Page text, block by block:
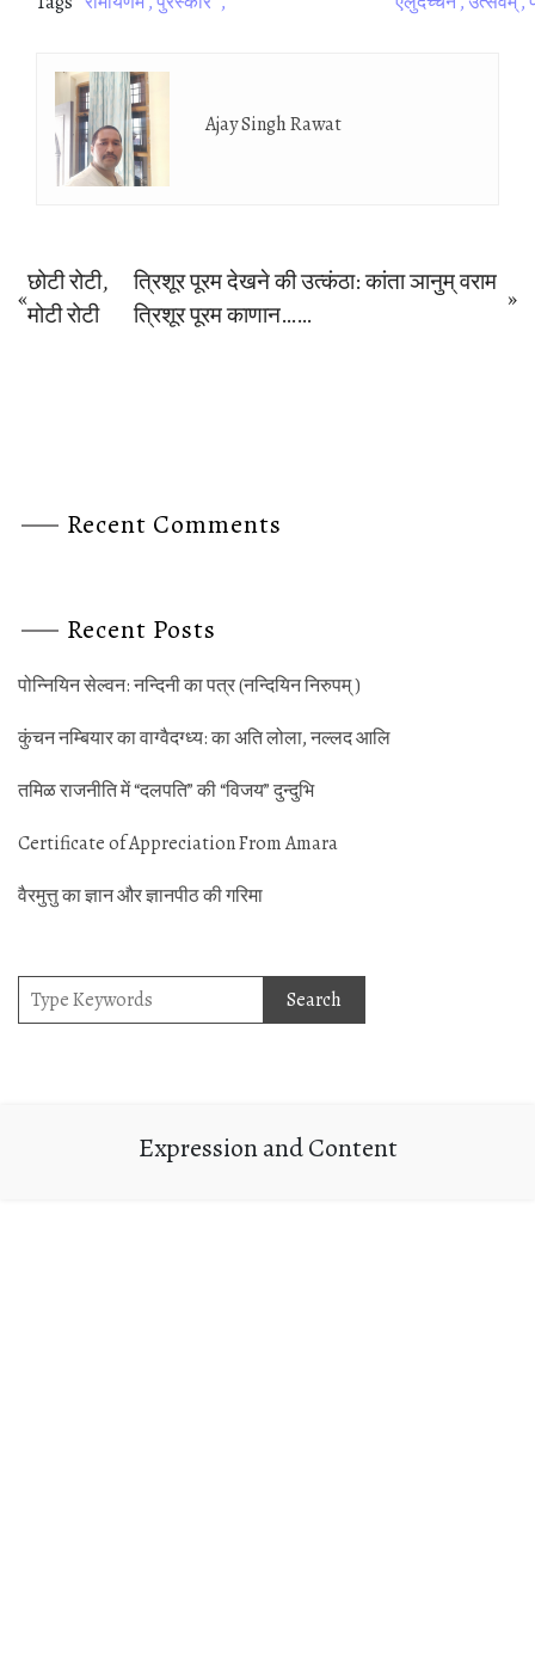
Ajay Singh Rawat
Post
navigation
«
Previous
छोटी रोटी,
मोटी रोटी
त्र‍िशूर पूरम देखने की उत्‍कंठा: कांता ञानुम् वराम
त्र‍िशूर पूरम काणान……
»
Recent Comments
Recent Posts
पोन्‍नियिन सेल्‍वन: नन्‍दिनी का पत्र (नन्‍दियिन निरुपम् )
कुंचन नम्‍बियार का वाग्‍वैदग्‍ध्‍य: का अति लोला, नल्‍लद आलि
तमिळ राजनीति में “दलपति” की “विजय” दुन्‍दुभि
Certificate of Appreciation From Amara
वैरमुत्तु का ज्ञान और ज्ञानपीठ की गर‍िमा
Expression and Content